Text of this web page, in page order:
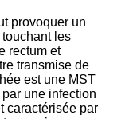
provoquer un
les
rectum et
transmise de
est une MST
une infection
caractérisée par